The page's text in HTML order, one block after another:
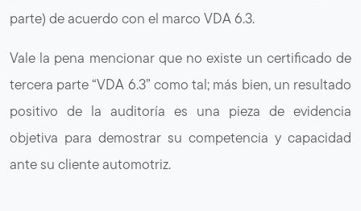
parte) de acuerdo con el marco VDA 6.3.
Vale la pena mencionar que no existe un certificado de
tercera parte “VDA 6.3” como tal; más bien, un resultado
positivo de la auditoría es una pieza de evidencia
objetiva para demostrar su competencia y capacidad
ante su cliente automotriz.